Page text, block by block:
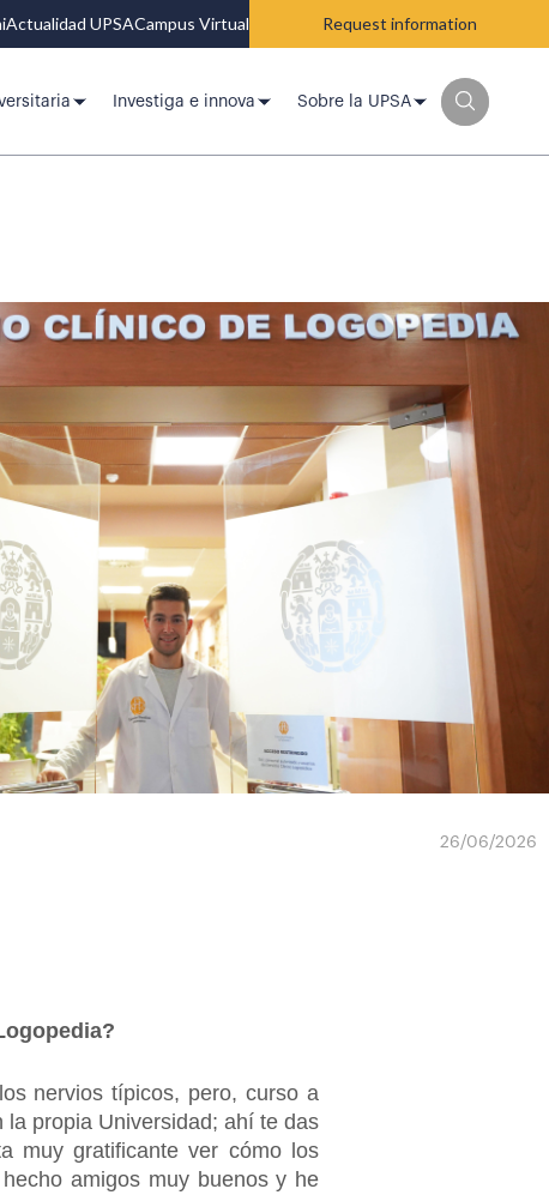
Actualidad UPSACampus Virtual Request information
Investiga e innova Sobre la UPSA
26/06/2026
nervios típicos, pero, curso a
propia Universidad; ahí te das
muy gratificante ver cómo los
amigos muy buenos y he